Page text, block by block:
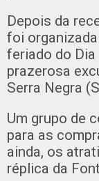
Depois da
foi
feriado do Dia
prazerosa
Serra Negra
Um grupo de
para as
ainda, os
réplica da